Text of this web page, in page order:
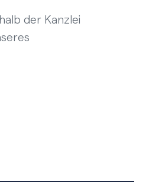
der Kanzlei